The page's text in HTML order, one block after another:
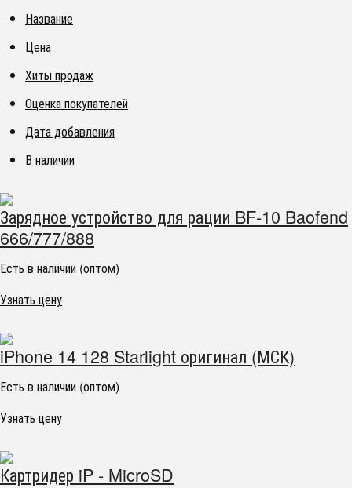
Название
Цена
Хиты продаж
Оценка покупателей
Дата добавления
В наличии
Зарядное устройство для рации BF-10 Baofend
666/777/888
Есть в наличии (оптом)
Узнать цену
iPhone 14 128 Starlight оригинал (МСК)
Есть в наличии (оптом)
Узнать цену
Картридер iP - MicroSD